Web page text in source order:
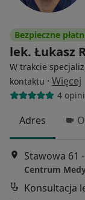
Bezpieczne
lek. Łukasz
W trakcie
kontaktu · Więcej
4
Adres
Stawowa 61
Centrum
Konsultacja